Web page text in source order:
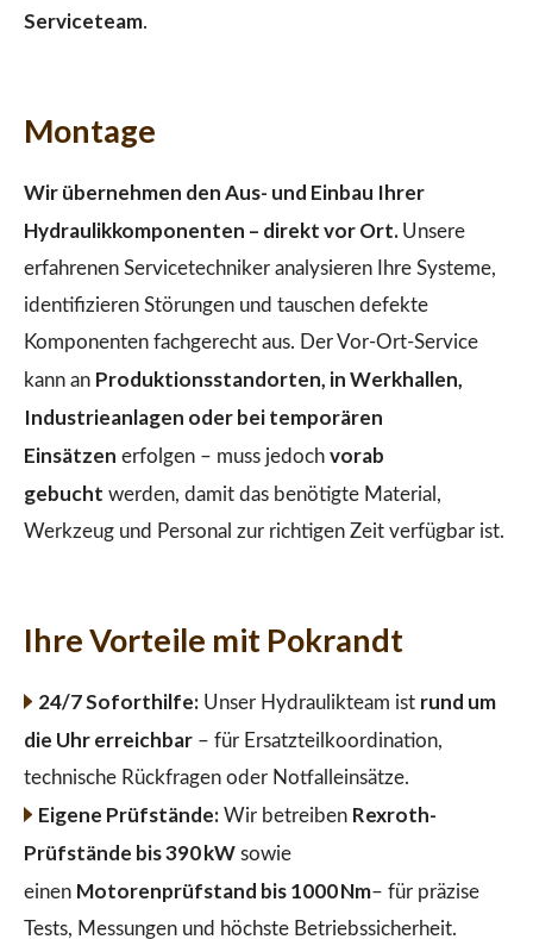
Serviceteam.
Montage
Wir übernehmen den Aus- und Einbau Ihrer
Hydraulikkomponenten – direkt vor Ort. Unsere
erfahrenen Servicetechniker analysieren Ihre Systeme,
identifizieren Störungen und tauschen defekte
Komponenten fachgerecht aus. Der Vor-Ort-Service
kann an Produktionsstandorten, in Werkhallen,
Industrieanlagen oder bei temporären
Einsätzen erfolgen – muss jedoch vorab
gebucht werden, damit das benötigte Material,
Werkzeug und Personal zur richtigen Zeit verfügbar ist.
Ihre Vorteile mit Pokrandt
24/7 Soforthilfe:Unser Hydraulikteam ist rund um
die Uhr erreichbar – für Ersatzteilkoordination,
technische Rückfragen oder Notfalleinsätze.
Eigene Prüfstände:Wir betreiben Rexroth-
Prüfstände bis 390 kW sowie
einen Motorenprüfstand bis 1000 Nm– für präzise
Tests, Messungen und höchste Betriebssicherheit.